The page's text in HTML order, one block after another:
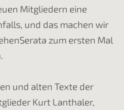
Mitgliedern eine
und das machen wir
zum ersten Mal
und alten Texte der
Kurt Lanthaler,